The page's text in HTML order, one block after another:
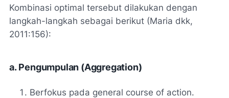
Kombinasi optimal tersebut dilakukan dengan
langkah-langkah sebagai berikut (Maria dkk,
2011:156):
a. Pengumpulan (Aggregation)
Berfokus pada general course of action.